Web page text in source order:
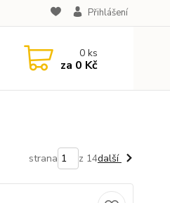
Přihlášení
0ks
za 0 Kč
strana z 14další